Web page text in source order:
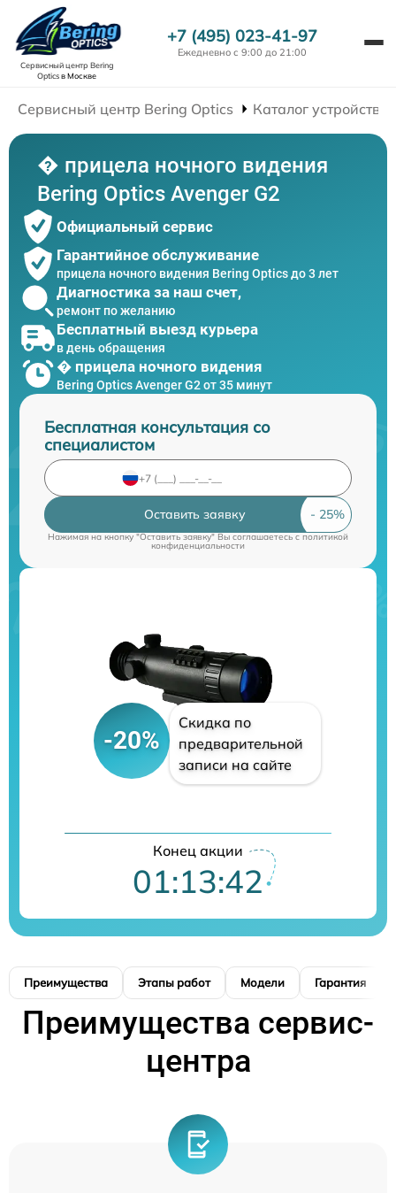
Сервисный центр Bering
Opticsв Москве
+7 (495) 023-41-97
Ежедневно с 9:00 до 21:00
Сервисный центр Bering Optics Каталог устройств
� прицела ночного видения
Bering Optics Avenger G2
Официальный сервис
Гарантийное обслуживание
прицела ночного видения Bering Optics до 3 лет
Диагностика за наш счет,
ремонт по желанию
Бесплатный выезд курьера
в день обращения
� прицела ночного видения
Bering Optics Avenger G2 от 35 минут
Бесплатная консультация со
специалистом
Оставить заявку
Нажимая на кнопку "Оставить заявку" Вы соглашаетесь cполитикой
конфиденциальности
-20%
Скидка по
предварительной
записи на сайте
Конец акции
01:13:41
Преимущества Этапы работ Модели Гарантия
Преимущества сервис-
центра